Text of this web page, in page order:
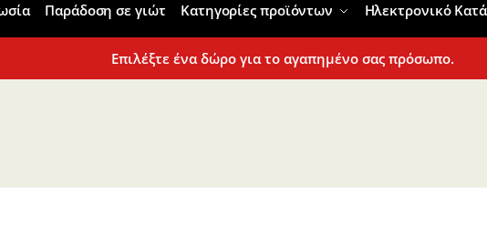
Παράδοση σε γιώτ Κατηγορίες προϊόντων Ηλεκτρονικό
Επιλέξτε ένα δώρο για το αγαπημένο σας πρόσωπο.